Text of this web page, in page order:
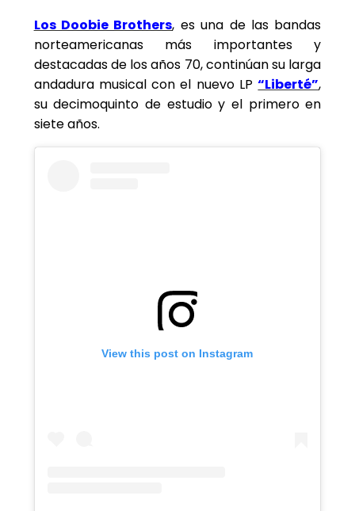
Los Doobie Brothers, es una de las bandas
norteamericanas más importantes y
destacadas de los años 70, continúan su larga
andadura musical con el nuevo LP“Liberté”,
su decimoquinto de estudio y el primero en
siete años.
View this post on Instagram